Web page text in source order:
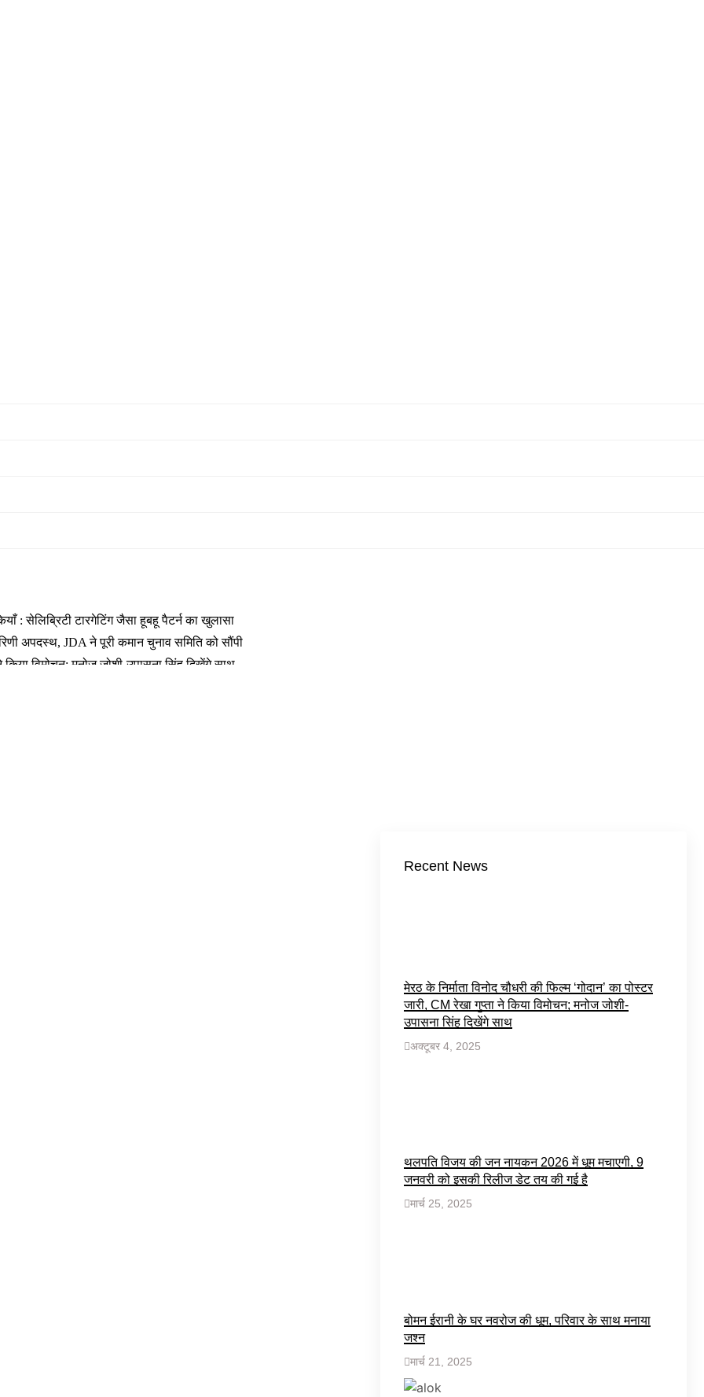
: सेलिब्रिटी टारगेटिंग जैसा हूबहू पैटर्न का खुलासा
अपदस्थ, JDA ने पूरी कमान चुनाव समिति को सौंपी
किया विमोचन; मनोज जोशी-उपासना सिंह दिखेंगे साथ
गए इंटरनेशनल अवॉर्ड विनर
लक्ष्य चावला से
Recent News
मेरठ के निर्माता विनोद चौधरी की फिल्म ‘गोदान’ का पोस्टर
जारी, CM रेखा गुप्ता ने किया विमोचन; मनोज जोशी-
उपासना सिंह दिखेंगे साथ
अक्टूबर 4, 2025
थलपति विजय की जन नायकन 2026 में धूम मचाएगी, 9
जनवरी को इसकी रिलीज डेट तय की गई है
मार्च 25, 2025
बोमन ईरानी के घर नवरोज की धूम, परिवार के साथ मनाया
जश्न
मार्च 21, 2025